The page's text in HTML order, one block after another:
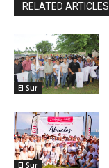
RELATED ARTICLES
El Sur
El Sur